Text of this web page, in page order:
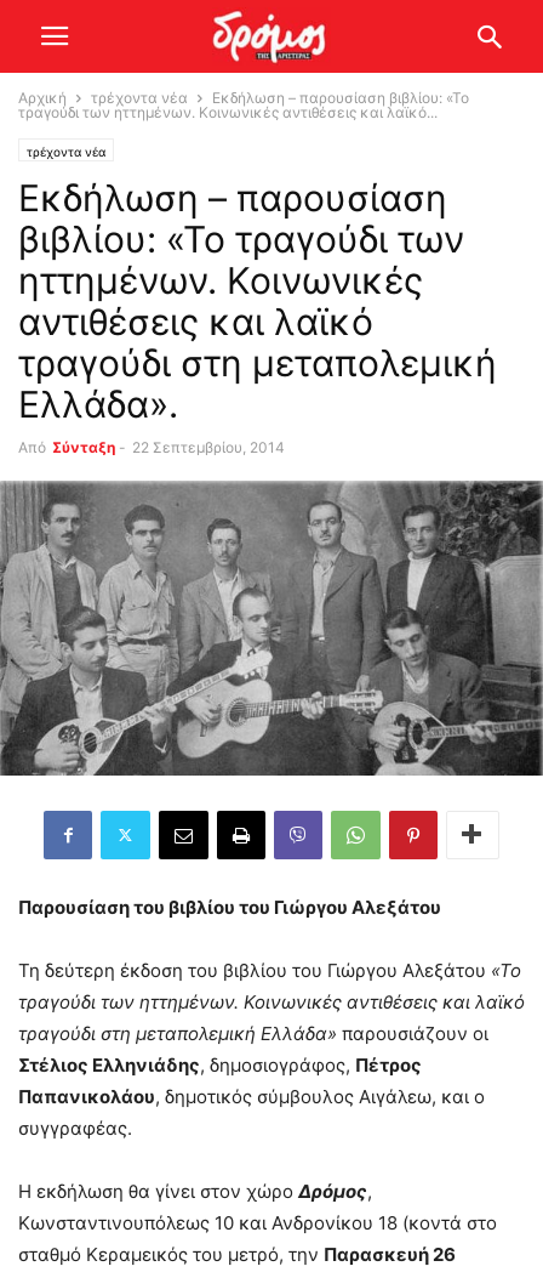
Αρχική τρέχοντα νέα
Εκδήλωση – παρουσίαση βιβλίου: «Το
τραγούδι των ηττημένων. Κοινωνικές αντιθέσεις και λαϊκό...
τρέχοντα νέα
Εκδήλωση – παρουσίαση
βιβλίου: «Το τραγούδι των
ηττημένων. Κοινωνικές
αντιθέσεις και λαϊκό
τραγούδι στη μεταπολεμική
Ελλάδα».
Από Σύνταξη - 22 Σεπτεμβρίου, 2014
Παρουσίαση του βιβλίου του Γιώργου Αλεξάτου
Τη δεύτερη έκδοση του βιβλίου του Γιώργου Αλεξάτου «Το
τραγούδι των ηττημένων. Κοινωνικές αντιθέσεις και λαϊκό
τραγούδι στη μεταπολεμική Ελλάδα» παρουσιάζουν οι
Στέλιος Ελληνιάδης, δημοσιογράφος, Πέτρος
Παπανικολάου, δημοτικός σύμβουλος Αιγάλεω, και ο
συγγραφέας.
Η εκδήλωση θα γίνει στον χώρο Δρόμος,
Κωνσταντινουπόλεως 10 και Ανδρονίκου 18 (κοντά στο
σταθμό Κεραμεικός του μετρό, την Παρασκευή 26